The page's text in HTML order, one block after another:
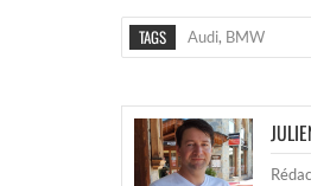
TAGS Audi, BMW